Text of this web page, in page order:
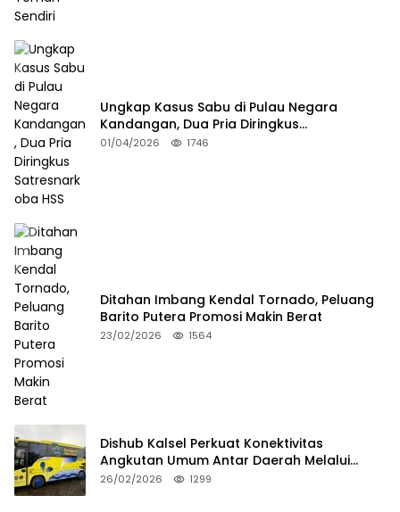
Ungkap Kasus Sabu di Pulau Negara
Kandangan, Dua Pria Diringkus
Satresnarkoba HSS
01/04/2026 1746
Ditahan Imbang Kendal Tornado, Peluang
Barito Putera Promosi Makin Berat
23/02/2026 1564
Dishub Kalsel Perkuat Konektivitas
Angkutan Umum Antar Daerah Melalui
Integritas
26/02/2026 1299